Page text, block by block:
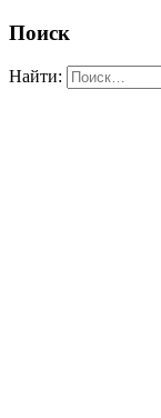
Поиск
Найти: